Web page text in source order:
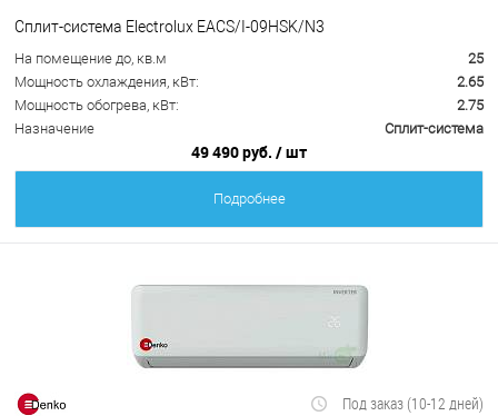
Сплит-система Electrolux EACS/I-09HSK/N3
На помещение до, кв.м
25
Мощность охлаждения, кВт:
2.65
Мощность обогрева, кВт:
2.75
Назначение
Сплит-система
49 490 руб. / шт
Подробнее
Под заказ (10-12 дней)